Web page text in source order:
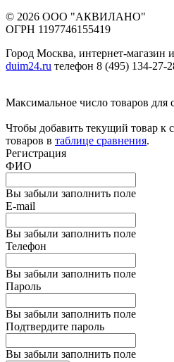
© 2026 ООО "АКВИЛАНО"
ОГРН 1197746155419
Город Москва, интернет-магазин
duim24.ru телефон 8 (495) 134-27-
Максимальное число товаров для
Чтобы добавить текущий товар к
товаров в таблице сравнения.
Регистрация
ФИО
Вы забыли заполнить поле
E-mail
Вы забыли заполнить поле
Телефон
Вы забыли заполнить поле
Пароль
Вы забыли заполнить поле
Подтвердите пароль
Вы забыли заполнить поле